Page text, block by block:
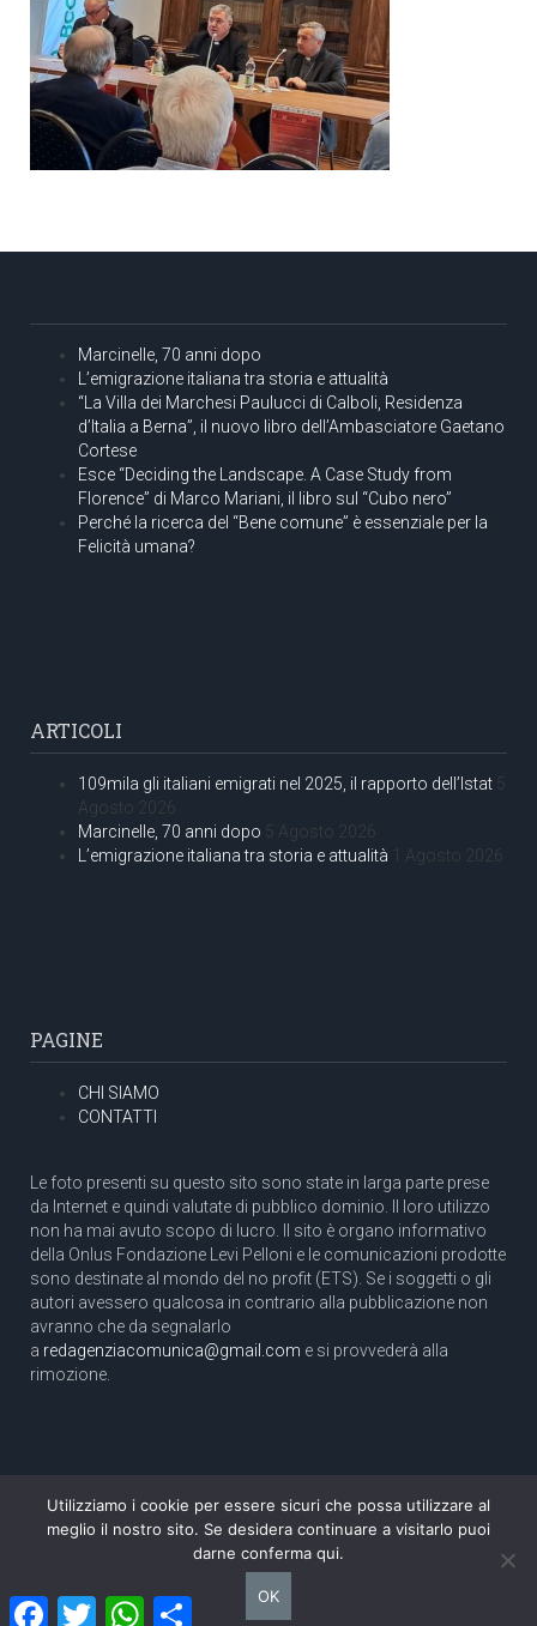
Marcinelle, 70 anni dopo
L’emigrazione italiana tra storia e attualità
“La Villa dei Marchesi Paulucci di Calboli, Residenza
d’Italia a Berna”, il nuovo libro dell’Ambasciatore Gaetano
Cortese
Esce “Deciding the Landscape. A Case Study from
Florence” di Marco Mariani, il libro sul “Cubo nero”
Perché la ricerca del “Bene comune” è essenziale per la
Felicità umana?
ARTICOLI
109mila gli italiani emigrati nel 2025, il rapporto dell’Istat 5
Agosto 2026
Marcinelle, 70 anni dopo 5 Agosto 2026
L’emigrazione italiana tra storia e attualità 1 Agosto 2026
PAGINE
CHI SIAMO
CONTATTI
Le foto presenti su questo sito sono state in larga parte prese
da Internet e quindi valutate di pubblico dominio. Il loro utilizzo
non ha mai avuto scopo di lucro. Il sito è organo informativo
della Onlus Fondazione Levi Pelloni e le comunicazioni prodotte
sono destinate al mondo del no profit (ETS). Se i soggetti o gli
autori avessero qualcosa in contrario alla pubblicazione non
avranno che da segnalarlo
a redagenziacomunica@gmail.com e si provvederà alla
rimozione.
Copyright 2003 com.unica - Tutti i diritti riservati
Aut. Tribunale di Roma N. 466/2003 dell'11/11/2003
Direttore responsabile: Pino Pelloni [direttore@agenziacomunica.net]
Design by Ethoslab.
FacebookTwitter WhatsAppCondividi
Utilizziamo i cookie per essere sicuri che possa utilizzare al
meglio il nostro sito. Se desidera continuare a visitarlo puoi
darne conferma qui.
OK